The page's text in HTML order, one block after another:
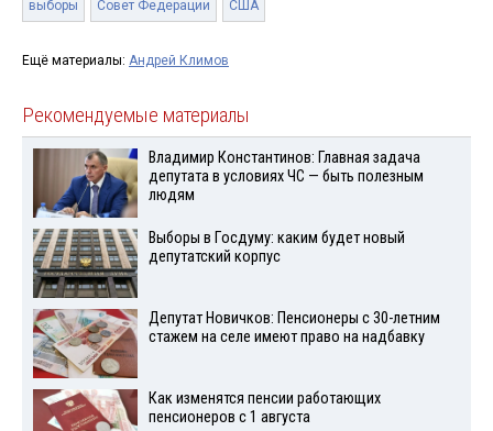
выборы Совет Федерации США
Ещё материалы: Андрей Климов
Рекомендуемые материалы
Владимир Константинов: Главная задача
депутата в условиях ЧС — быть полезным
людям
Выборы в Госдуму: каким будет новый
депутатский корпус
Депутат Новичков: Пенсионеры с 30-летним
стажем на селе имеют право на надбавку
Как изменятся пенсии работающих
пенсионеров с 1 августа